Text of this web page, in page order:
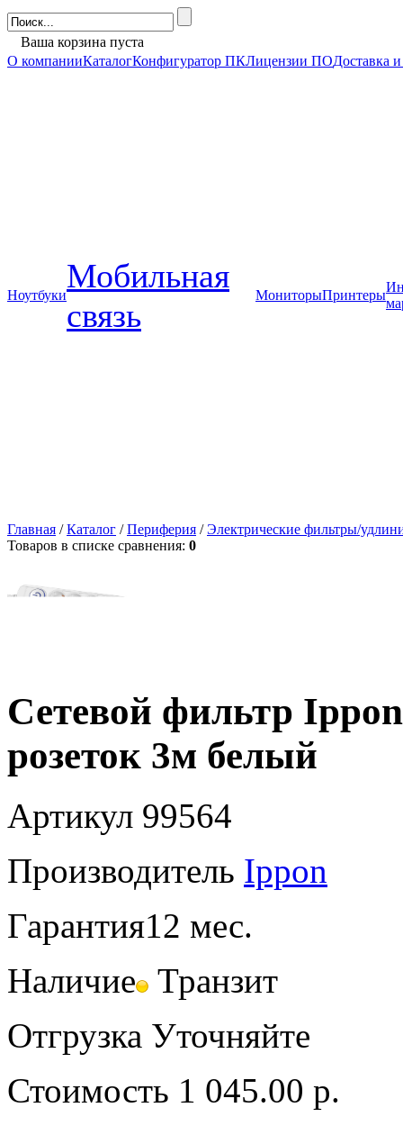
Ваша корзина пуста
О компанииКаталогКонфигуратор ПКЛицензии ПОДоставка
Ноутбуки
Мобильная
связь
МониторыПринтеры
Главная /Каталог /Периферия /Электрические фильтры/
Товаров в списке сравнения: 0
Сетевой фильтр
розеток 3м белый
Артикул 99564
Производитель Ippon
Гарантия12 мес.
Наличие Транзит
Отгрузка Уточняйте
Стоимость 1 045.00 р.